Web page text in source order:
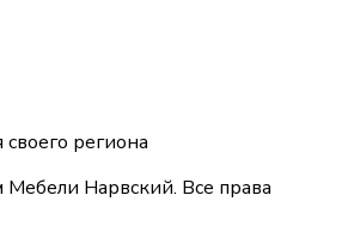
региона
Нарвский. Все права